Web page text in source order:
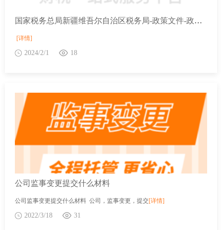
国家税务总局新疆维吾尔自治区税务局-政策文件-政策解读-关于《国家税务总局关于修订的公告》的解读
[详情]
2024/2/1 18
公司监事变更提交什么材料
公司监事变更提交什么材料 公司，监事变更，提交[详情]
2022/3/18 31